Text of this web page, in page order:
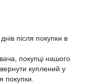
після покупки в
покупці нашого
куплений у
покупки.